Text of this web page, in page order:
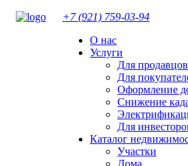
+7 (921) 759-03-94
О нас
Услуги
Для
Для
Оформление
Снижение
Для
Каталог
Участки
Дома